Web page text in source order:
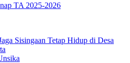
TA 2025-2026